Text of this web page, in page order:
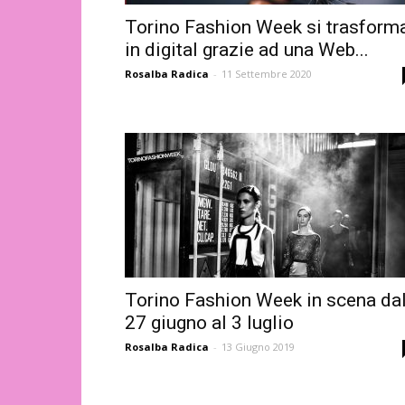
Torino Fashion Week si
in digital grazie ad una Web...
Rosalba Radica - 11 Settembre 2020
Torino Fashion Week in scena dal
27 giugno al 3 luglio
Rosalba Radica - 13 Giugno 2019